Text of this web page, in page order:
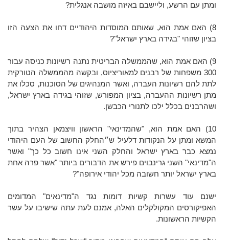
ומתן עם הרשע, וליישבם באיזה מושבה אנגלית?
8) האם אמת הוא, שאותם המוסדות היהודיים דחו את הצעה הזו
בציון שזוהי "בגידה בארץ יִשראל"?
9) האם אמת הוא, שהממשלה הבריטית נתנה רשיונות כניסה עבור
300 משפחות של רבנים למאוריציוס, ובקשה מהממשלה הטורקית
לתת להם רשיונות העברה, ואשר המנהיגים של הסוכנות, סכלו את
מתן רשיונות ההעברה, בציון המפורש, שזוהי בגידה בארץ ישראל,
ושהרבנים בכלל ילכו לתנורי הכבשן.
10) האם אמת הוא, "שהמדינאי" הראשון וויצמאן הצהיר בתוך
המשא ומתן על הנקודות דלעיל ש״החלק החשוב של העם היהודי
נמצא כבר בארץ ישראל והחלק השני אינו חשוב כל כך" ואשר
ה"מדינאי" השני גרינבוים פירש את הדבורים ביותר "אשר פרה אחת
בארץ ישראל יותר חשובה מכל יהודי אירופה"?
ישנם עוד עשרות קשיות דומות נגד ה"מדינאים" המדומים
האפיקורסים המקולקלים האלה, אמנם לעת עתה שישיבו על עשר
הקשיות הראשונות.